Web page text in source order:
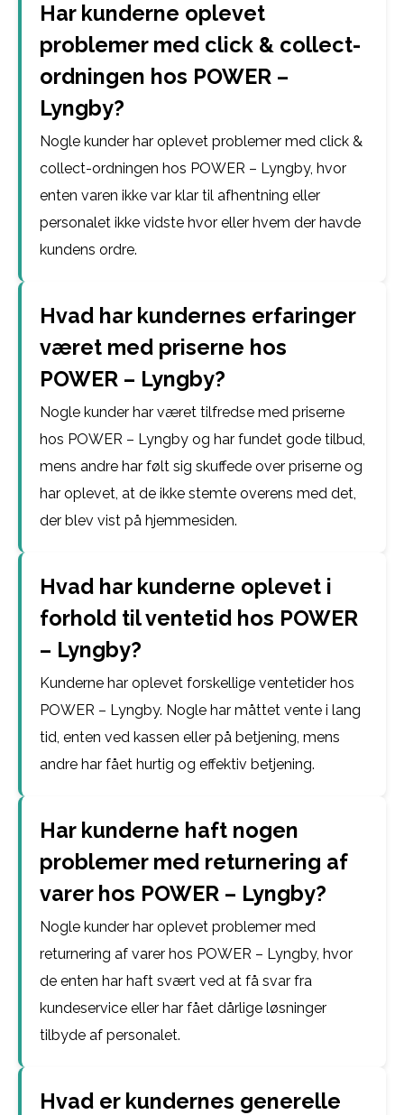
Har kunderne oplevet
problemer med click & collect-
ordningen hos POWER –
Lyngby?
Nogle kunder har oplevet problemer med click &
collect-ordningen hos POWER – Lyngby, hvor
enten varen ikke var klar til afhentning eller
personalet ikke vidste hvor eller hvem der havde
kundens ordre.
Hvad har kundernes erfaringer
været med priserne hos
POWER – Lyngby?
Nogle kunder har været tilfredse med priserne
hos POWER – Lyngby og har fundet gode tilbud,
mens andre har følt sig skuffede over priserne og
har oplevet, at de ikke stemte overens med det,
der blev vist på hjemmesiden.
Hvad har kunderne oplevet i
forhold til ventetid hos POWER
– Lyngby?
Kunderne har oplevet forskellige ventetider hos
POWER – Lyngby. Nogle har måttet vente i lang
tid, enten ved kassen eller på betjening, mens
andre har fået hurtig og effektiv betjening.
Har kunderne haft nogen
problemer med returnering af
varer hos POWER – Lyngby?
Nogle kunder har oplevet problemer med
returnering af varer hos POWER – Lyngby, hvor
de enten har haft svært ved at få svar fra
kundeservice eller har fået dårlige løsninger
tilbyde af personalet.
Hvad er kundernes generelle